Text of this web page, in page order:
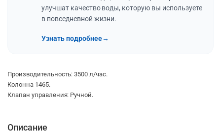
улучшат качество воды, которую вы используете
в повседневной жизни.
Узнать подробнее→
Производительность: 3500 л/час.
Колонна 1465.
Клапан управления: Ручной.
Описание